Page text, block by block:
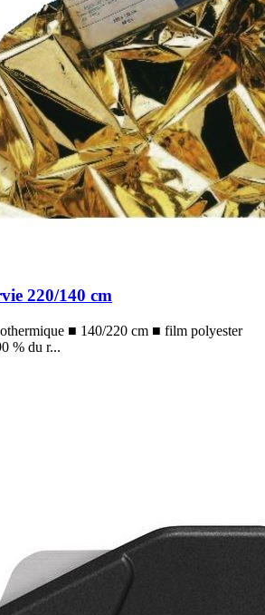
220/140 cm
■ 140/220 cm ■ film polyester
% du r...